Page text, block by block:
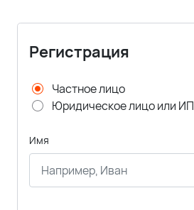
Регистрация
Частное лицо
Юридическое лицо или ИП
Имя